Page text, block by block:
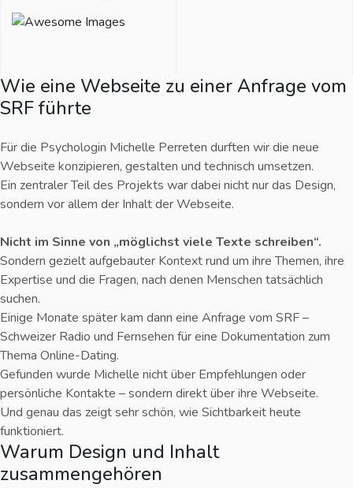
Wie eine Webseite zu einer Anfrage vom
SRF führte
Für die Psychologin Michelle Perreten durften wir die neue
Webseite konzipieren, gestalten und technisch umsetzen.
Ein zentraler Teil des Projekts war dabei nicht nur das Design,
sondern vor allem der Inhalt der Webseite.
Nicht im Sinne von „möglichst viele Texte schreiben“.
Sondern gezielt aufgebauter Kontext rund um ihre Themen, ihre
Expertise und die Fragen, nach denen Menschen tatsächlich
suchen.
Einige Monate später kam dann eine Anfrage vom SRF –
Schweizer Radio und Fernsehen für eine Dokumentation zum
Thema Online-Dating.
Gefunden wurde Michelle nicht über Empfehlungen oder
persönliche Kontakte – sondern direkt über ihre Webseite.
Und genau das zeigt sehr schön, wie Sichtbarkeit heute
funktioniert.
Warum Design und Inhalt
zusammengehören